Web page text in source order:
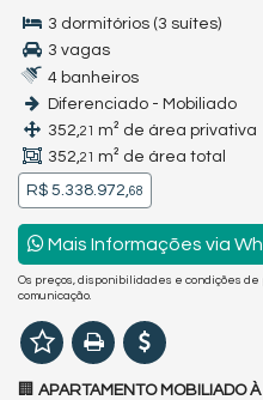
3 dormitórios (3 suítes)
3 vagas
4 banheiros
Diferenciado - Mobiliado
352,21 m² de área privativa
352,21 m² de área total
R$ 5.338.972,68
Mais Informações via
Os preços, disponibilidades e condições
comunicação.
🏢 APARTAMENTO MOBILIADO